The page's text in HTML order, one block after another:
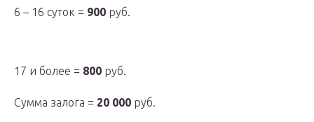
6 – 16 суток = 900 руб.
17 и более = 800 руб.
Сумма залога = 20 000 руб.